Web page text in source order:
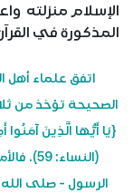
الإسلام منزلته
المذكورة في القرآن
اتفق علماء أهل
الصحيحة تؤخذ من
{يَا أَيُّهَا الَّذِينَ
الرسول - صلى الله